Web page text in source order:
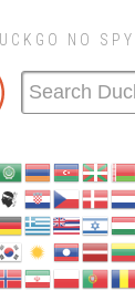
NO SPY